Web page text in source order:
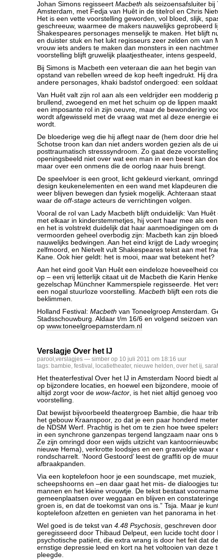
Johan Simons regisseert Macbeth als seizoensafsluiter bij
Amsterdam, met Fedja van Huêt in de titelrol en Chris
Het is een vette voorstelling geworden, vol bloed, slijk,
geschreeuw, waarmee de makers nauwelijks geprobeerd
Shakespeares personages menselijk te maken. Het blijft
en duister stuk en het lukt regisseurs zeer zelden om van
vrouw iets anders te maken dan monsters in een
voorstelling blijft gruwelijk plaatjestheater, intens
Bij Simons is Macbeth een veteraan die aan het begin
opstand van rebellen wreed de kop heeft ingedrukt. Hij
andere personages, khaki badstof ondergoed: een
Van Huêt valt zijn rol aan als een veldrijder een modderig
brullend, zwoegend en met het schuim op de lippen
een imposante rol in zijn oeuvre, maar de bewondering
wordt afgewisseld met de vraag wat met al deze energie
wordt.
De bloederige weg die hij aflegt naar de (hem door drie
Schotse troon kan dan niet anders worden gezien als de
posttraumatisch stresssyndroom. Zo gaat deze
openingsbeeld niet over wat een man in een beest kan
maar over een onmens die de oorlog naar huis brengt.
De speelvloer is een groot, licht gekleurd vierkant,
design keukenelementen en een wand met klapdeuren
weer blijven bewegen dan fysiek mogelijk. Achteraan
waar de off-stage acteurs de verrichtingen volgen.
Vooral de rol van Lady Macbeth blijft onduidelijk: Van
met elkaar in kinderstemmetjes, hij voert haar mee als
en het is volstrekt duidelijk dat haar aanmoedigingen om
vermoorden geheel overbodig zijn: Macbeth kan zijn
nauwelijks bedwingen. Aan het eind krijgt de Lady
zelfmoord, en Nietvelt vult Shakespeares tekst aan met
Kane. Ook hier geldt: het is mooi, maar wat betekent het?
Aan het eind gooit Van Huêt een eindeloze hoeveelheid
op – een vrij letterlijk citaat uit de Macbeth die Karin
gezelschap Münchner Kammerspiele regisseerde. Het
een nogal stuurloze voorstelling. Macbeth blijft een rots
beklimmen.
Holland Festival: Macbeth van Toneelgroep Amsterdam.
Stadsschouwburg. Aldaar t/m 16/6 en volgend seizoen
op www.toneelgroepamsterdam.nl
Verslagje Over het IJ
parool ,verslagjes — simber op 10 juli 2011 om 18:16 uur
tags: bambie, festival , locatietheater, nieuwe helden, over het ij,
Het theaterfestival Over het IJ in Amsterdam Noord biedt
op bijzondere locaties, en hoewel een bijzondere, mooie
altijd zorgt voor de wow-factor, is het niet altijd genoeg
voorstelling.
Dat bewijst bijvoorbeeld theatergroep Bambie, die haar
het gebouw Kraanspoor, zo dat je een paar honderd
de NDSM Werf. Prachtig is het om te zien hoe twee
in een synchrone ganzenpas tergend langzaam naar ons
Ze zijn omringd door een wijds uitzicht van
nieuwe Hema), verkrotte loodsjes en een grasveldje waar
rondscharrelt. ‘Noord Gestoord’ leest de graffiti op de
afbraakpanden.
Via een koptelefoon hoor je een soundscape, met
scheepshoorns en –en daar gaat het mis- de dialoogjes
mannen en het kleine vrouwtje. De tekst bestaat
gemeenplaatsen over weggaan en blijven en
groen is, en dat de toekomst van ons is.” Tsja. Maar je
koptelefoon afzetten en genieten van het panorama in
Wel goed is de tekst van 4.48 Psychosis, geschreven
geregisseerd door Thibaud Delpeut, een lucide tocht door
psychotische patiënt, die extra wrang is door het feit dat
ernstige depressie leed en kort na het voltooien van deze
pleegde.